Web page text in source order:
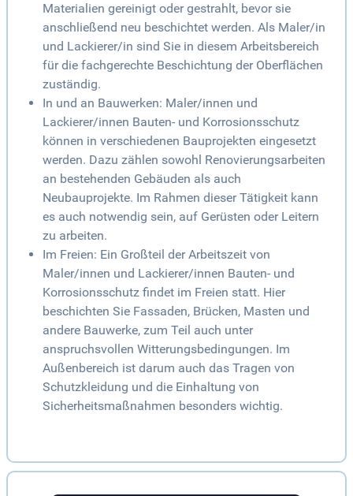
Materialien gereinigt oder gestrahlt, bevor sie
anschließend neu beschichtet werden. Als Maler/in
und Lackierer/in sind Sie in diesem Arbeitsbereich
für die fachgerechte Beschichtung der Oberflächen
zuständig.
In und an Bauwerken: Maler/innen und
Lackierer/innen Bauten- und Korrosionsschutz
können in verschiedenen Bauprojekten eingesetzt
werden. Dazu zählen sowohl Renovierungsarbeiten
an bestehenden Gebäuden als auch
Neubauprojekte. Im Rahmen dieser Tätigkeit kann
es auch notwendig sein, auf Gerüsten oder Leitern
zu arbeiten.
Im Freien: Ein Großteil der Arbeitszeit von
Maler/innen und Lackierer/innen Bauten- und
Korrosionsschutz findet im Freien statt. Hier
beschichten Sie Fassaden, Brücken, Masten und
andere Bauwerke, zum Teil auch unter
anspruchsvollen Witterungsbedingungen. Im
Außenbereich ist darum auch das Tragen von
Schutzkleidung und die Einhaltung von
Sicherheitsmaßnahmen besonders wichtig.